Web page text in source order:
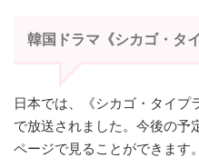
韓国ドラマ《シカゴ・タ
日本では、《シカゴ・タイ
で放送されました。今後の予
ページで見ることができます。